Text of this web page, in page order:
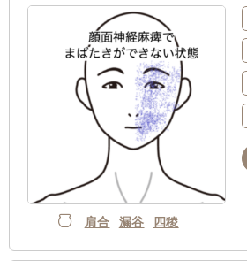
肩合 漏谷 四稜